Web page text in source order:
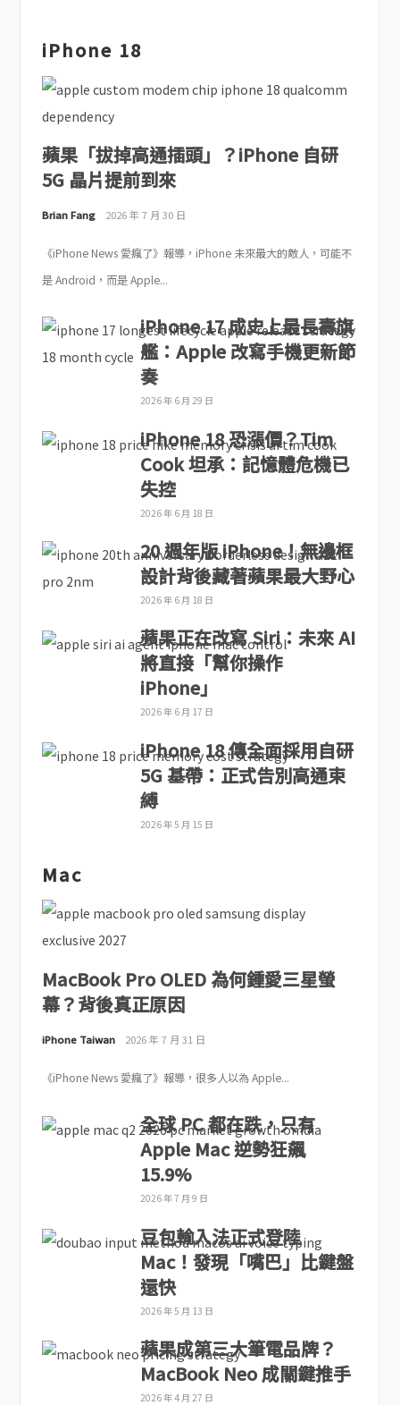
iPhone 18
蘋果「拔掉高通插頭」？iPhone 自研
5G 晶片提前到來
Brian Fang 2026 年 7 月 30 日
《iPhone News 愛瘋了》報導，iPhone 未來最大的敵人，可能不
是 Android，而是 Apple...
iPhone 17 成史上最長壽旗
艦：Apple 改寫手機更新節
奏
2026 年 6 月 29 日
iPhone 18 恐漲價？Tim
Cook 坦承：記憶體危機已
失控
2026 年 6 月 18 日
20 週年版 iPhone！無邊框
設計背後藏著蘋果最大野心
2026 年 6 月 18 日
蘋果正在改寫 Siri：未來 AI
將直接「幫你操作
iPhone」
2026 年 6 月 17 日
iPhone 18 傳全面採用自研
5G 基帶：正式告別高通束
縛
2026 年 5 月 15 日
Mac
MacBook Pro OLED 為何鍾愛三星螢
幕？背後真正原因
iPhone Taiwan 2026 年 7 月 31 日
《iPhone News 愛瘋了》報導，很多人以為 Apple...
全球 PC 都在跌，只有
Apple Mac 逆勢狂飆
15.9%
2026 年 7 月 9 日
豆包輸入法正式登陸
Mac！發現「嘴巴」比鍵盤
還快
2026 年 5 月 13 日
蘋果成第三大筆電品牌？
MacBook Neo 成關鍵推手
2026 年 4 月 27 日